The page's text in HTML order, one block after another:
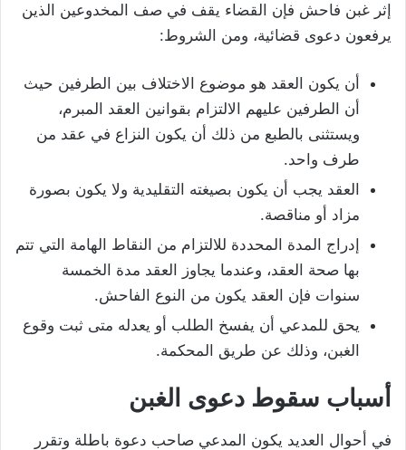
إثر غبن فاحش فإن القضاء يقف في صف المخدوعين الذين
يرفعون دعوى قضائية، ومن الشروط:
أن يكون العقد هو موضوع الاختلاف بين الطرفين حيث
أن الطرفين عليهم الالتزام بقوانين العقد المبرم،
ويستثنى بالطبع من ذلك أن يكون النزاع في عقد من
طرف واحد.
العقد يجب أن يكون بصيغته التقليدية ولا يكون بصورة
مزاد أو مناقصة.
إدراج المدة المحددة للالتزام من النقاط الهامة التي تتم
بها صحة العقد، وعندما يجاوز العقد مدة الخمسة
سنوات فإن العقد يكون من النوع الفاحش.
يحق للمدعي أن يفسخ الطلب أو يعدله متى ثبت وقوع
الغبن، وذلك عن طريق المحكمة.
أسباب سقوط دعوى الغبن
في أحوال العديد يكون المدعي صاحب دعوة باطلة وتقرر